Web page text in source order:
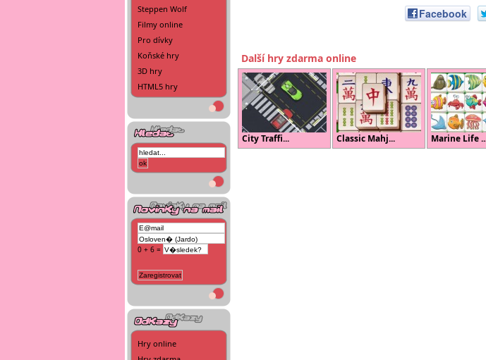
Steppen Wolf
Filmy online
Pro dívky
Koňské hry
3D hry
HTML5 hry
0 + 6 =
Hry online
Facebook
Další hry zdarma online
City Traffi... Classic Mahj... Marine Life